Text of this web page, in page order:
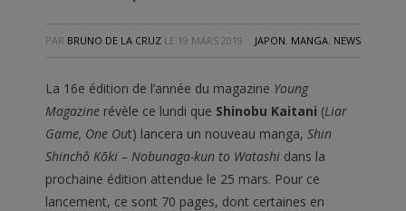
PAR BRUNO DE LA CRUZ LE 19 MARS 2019 JAPON, MANGA, NEWS
La 16e édition de l’année du magazine Young
Magazine révèle ce lundi que Shinobu Kaitani (Liar
Game, One Out) lancera un nouveau manga, Shin
Shinchô Kōki – Nobunaga-kun to Watashi dans la
prochaine édition attendue le 25 mars. Pour ce
lancement, ce sont 70 pages, dont certaines en